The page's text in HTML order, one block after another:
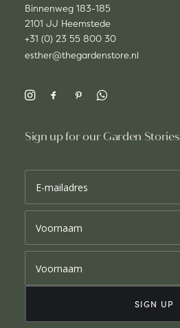
Binnenweg 183-185
2101 JJ Heemstede
+31 (0) 23 55 800 30
esther@thegardenstore.nl
Sign up for our Garden Stories